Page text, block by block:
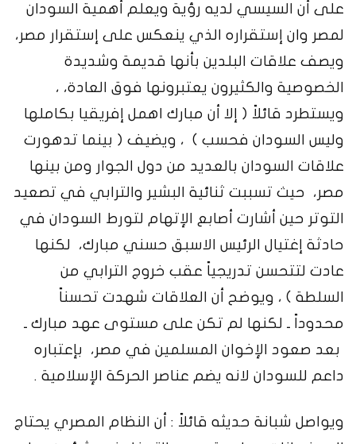
على أن السيسي لديه رؤية ويعلم أهمية السودان
لمصر وان إستقراره الذي ينعكس على إستقرار مصر،
ويصف علاقات البلدين بأنها قديمة وشديدة
الخصوصية والكثيرون يعتبرونها فوق العادة، ،
ويستطرد قائلاً ( إلا أن مبارك اهمل إفريقيا بكاملها
وليس السودان فحسب ) ، ويضيف ( بينما تدهورت
علاقات السودان بالعديد من دول الجوار ومن بينها
مصر، حيث تسببت ثنائية البشير والترابي في تصعيد
التوتر حين أشارت أصابع الإتهام لتورط السودان في
حادثة إغتيال الرئيس الاسبق حسني مبارك، لكنها
عادت لتتحسن تدريجياً عقب خروج الترابي من
السلطة ) ، ويوضح أن العلاقات شهدت تحسناً
محدوداً ـ لكنها لم تكن على مستوى عهد مبارك ـ
بعد صعود الإخوان المسلمين في مصر، بإعتباره
داعم للسودان لانه يضم عناصر الحركة الإسلامية .
ويواصل شبانة حديثه قائلاً : أن النظام المصري يحتاج